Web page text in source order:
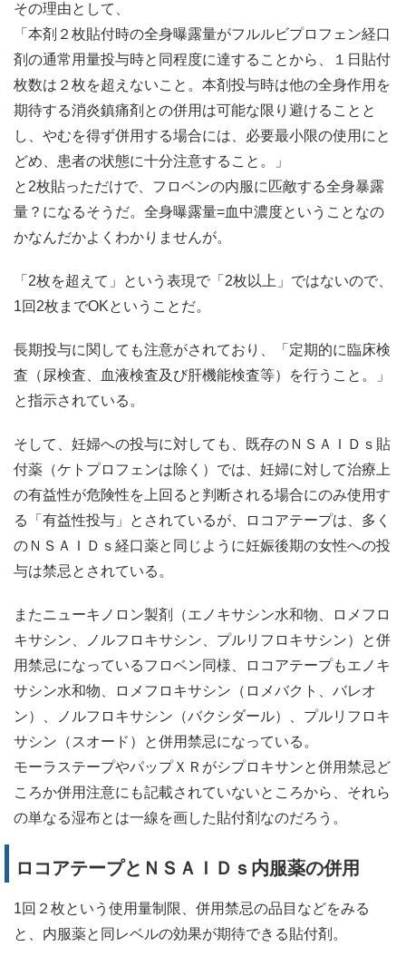
その理由として、
「本剤２枚貼付時の全身曝露量がフルルビプロフェン経口
剤の通常用量投与時と同程度に達することから、１日貼付
枚数は２枚を超えないこと。本剤投与時は他の全身作用を
期待する消炎鎮痛剤との併用は可能な限り避けることと
し、やむを得ず併用する場合には、必要最小限の使用にと
どめ、患者の状態に十分注意すること。」
と2枚貼っただけで、フロベンの内服に匹敵する全身暴露
量？になるそうだ。全身曝露量=血中濃度ということなの
かなんだかよくわかりませんが。
「2枚を超えて」という表現で「2枚以上」ではないので、
1回2枚までOKということだ。
長期投与に関しても注意がされており、「定期的に臨床検
査（尿検査、血液検査及び肝機能検査等）を行うこと。」
と指示されている。
そして、妊婦への投与に対しても、既存のＮＳＡＩＤｓ貼
付薬（ケトプロフェンは除く）では、妊婦に対して治療上
の有益性が危険性を上回ると判断される場合にのみ使用す
る「有益性投与」とされているが、ロコアテープは、多く
のＮＳＡＩＤｓ経口薬と同じように妊娠後期の女性への投
与は禁忌とされている。
またニューキノロン製剤（エノキサシン水和物、ロメフロ
キサシン、ノルフロキサシン、プルリフロキサシン）と併
用禁忌になっているフロベン同様、ロコアテープもエノキ
サシン水和物、ロメフロキサシン（ロメバクト、バレオ
ン）、ノルフロキサシン（バクシダール）、プルリフロキ
サシン（スオード）と併用禁忌になっている。
モーラステープやパップＸＲがシプロキサンと併用禁忌ど
ころか併用注意にも記載されていないところから、それら
の単なる湿布とは一線を画した貼付剤なのだろう。
ロコアテープとＮＳＡＩＤｓ内服薬の併用
1回２枚という使用量制限、併用禁忌の品目などをみる
と、内服薬と同レベルの効果が期待できる貼付剤。